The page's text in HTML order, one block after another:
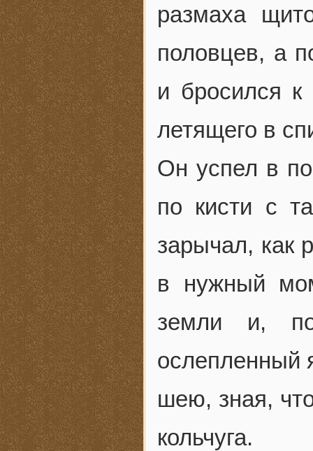
размаха
половцев, а
и бросился к
летящего в
Он успел в
по кисти с
зарычал, как
в нужный
земли и,
ослепленный
шею, зная,
кольчуга.